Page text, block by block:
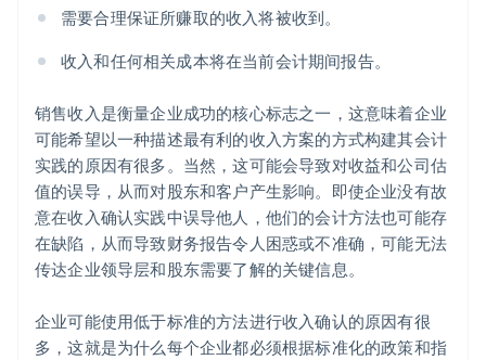
需要合理保证所赚取的收入将被收到。
收入和任何相关成本将在当前会计期间报告。
销售收入是衡量企业成功的核心标志之一，这意味着企业
可能希望以一种描述最有利的收入方案的方式构建其会计
实践的原因有很多。当然，这可能会导致对收益和公司估
值的误导，从而对股东和客户产生影响。即使企业没有故
意在收入确认实践中误导他人，他们的会计方法也可能存
在缺陷，从而导致财务报告令人困惑或不准确，可能无法
传达企业领导层和股东需要了解的关键信息。
企业可能使用低于标准的方法进行收入确认的原因有很
多，这就是为什么每个企业都必须根据标准化的政策和指